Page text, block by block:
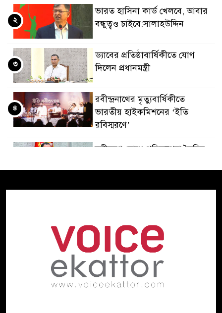
ভারত হাসিনা কার্ড খেলবে, আবার
বন্ধুত্বও চাইবে:সালাহউদ্দিন
২
ড্যাবের প্রতিষ্ঠাবার্ষিকীতে যোগ
দিলেন প্রধানমন্ত্রী
৩
রবীন্দ্রনাথের মৃত্যুবার্ষিকীতে
ভারতীয় হাইকমিশনের ‘ইতি
রবিস্মরণে’
৪
নদীদূষণ রোধে পরিকল্পনা তৈরির
গণমাধ্যমের স্বার্থ রক্ষায় সাংবাদিক,
হাসিনার বক্তব্য ‘সমর্থন করে না
ভারত, জানালেন রণধীর
জয়সওয়াল